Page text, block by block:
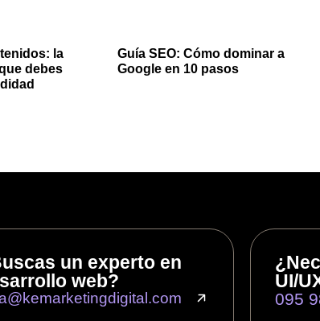
la
debes
Guía SEO: Cómo dominar a
Google en 10 pasos
un experto en
web?
UI/
095